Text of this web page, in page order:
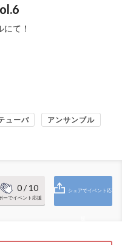
て！
ューバ アンサンブル
0/ 10
ーでイベント応援
シェアでイベント応